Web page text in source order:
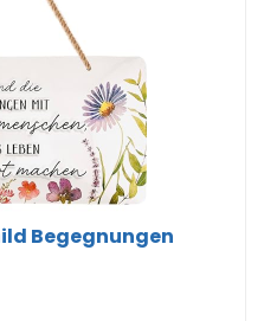
Begegnungen